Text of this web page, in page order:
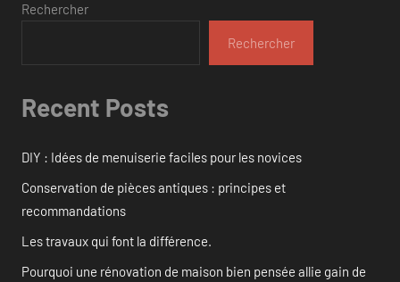
Rechercher
Rechercher
Recent Posts
DIY : Idées de menuiserie faciles pour les novices
Conservation de pièces antiques : principes et
recommandations
Les travaux qui font la différence.
Pourquoi une rénovation de maison bien pensée allie gain de